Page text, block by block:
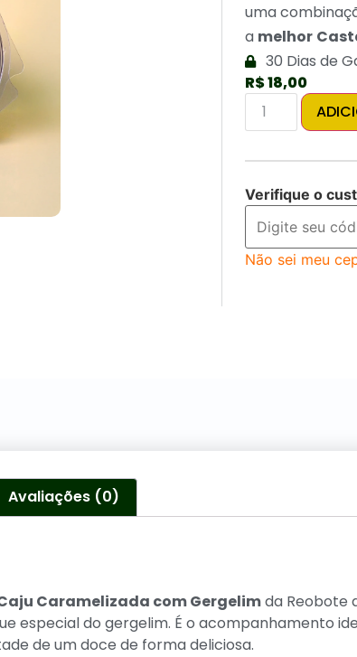
uma
a melhor
30 Dias de
R$18,00
Verifique o
Não sei meu
Avaliações (0)
Caramelizada com Gergelimda Reobote
especial do gergelim. É o acompanhamento
de um doce de forma deliciosa.